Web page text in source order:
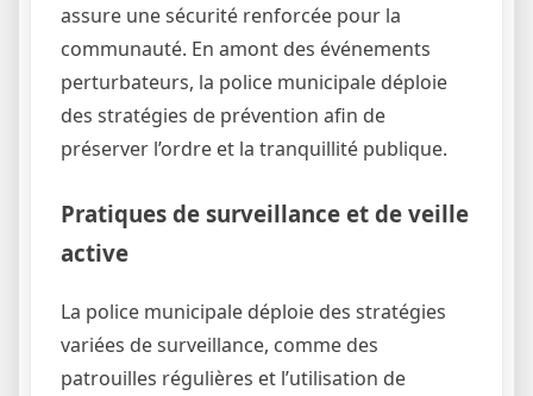
assure une sécurité renforcée pour la
communauté. En amont des événements
perturbateurs, la police municipale déploie
des stratégies de prévention afin de
préserver l’ordre et la tranquillité publique.
Pratiques de surveillance et de veille
active
La police municipale déploie des stratégies
variées de surveillance, comme des
patrouilles régulières et l’utilisation de